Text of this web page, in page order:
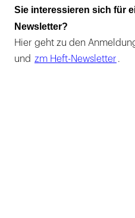
Sie interessieren sich für
Newsletter?
Hier geht zu den
und zm Heft-Newsletter .